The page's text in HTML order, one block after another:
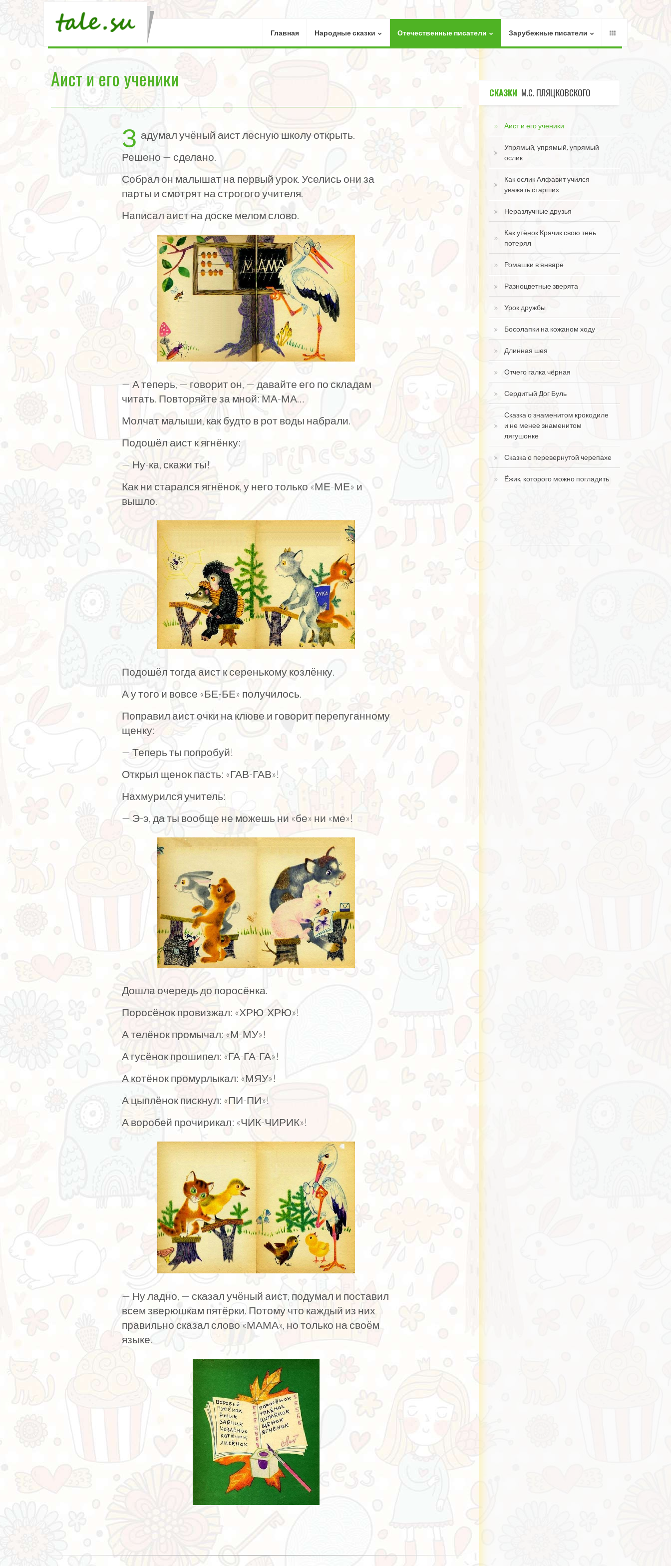
Главная Народные сказки Отечественные писатели Зарубежные писатели
Аист и его ученики
З адумал учёный аист лесную школу открыть.
Решено — сделано.
Собрал он малышат на первый урок. Уселись они за
парты и смотрят на строгого учителя.
Написал аист на доске мелом слово.
— А теперь, — говорит он, — давайте его по складам
читать. Повторяйте за мной: МА-МА…
Молчат малыши, как будто в рот воды набрали.
Подошёл аист к ягнёнку:
— Ну-ка, скажи ты!
Как ни старался ягнёнок, у него только «МЕ-МЕ» и
вышло.
Подошёл тогда аист к серенькому козлёнку.
А у того и вовсе «БЕ-БЕ» получилось.
Поправил аист очки на клюве и говорит перепуганному
щенку:
— Теперь ты попробуй!
Открыл щенок пасть: «ГАВ-ГАВ»!
Нахмурился учитель:
— Э-э, да ты вообще не можешь ни «бе» ни «ме»!
Дошла очередь до поросёнка.
Поросёнок провизжал: «ХРЮ-ХРЮ»!
А телёнок промычал: «М-МУ»!
А гусёнок прошипел: «ГА-ГА-ГА»!
А котёнок промурлыкал: «МЯУ»!
А цыплёнок пискнул: «ПИ-ПИ»!
А воробей прочирикал: «ЧИК-ЧИРИК»!
— Ну ладно, — сказал учёный аист, подумал и поставил
всем зверюшкам пятёрки. Потому что каждый из них
правильно сказал слово «МАМА», но только на своём
языке.
СКАЗКИ М.С. ПЛЯЦКОВСКОГО
Аист и его ученики
Упрямый, упрямый, упрямый
ослик
Как ослик Алфавит учился
уважать старших
Неразлучные друзья
Как утёнок Крячик свою тень
потерял
Ромашки в январе
Разноцветные зверята
Урок дружбы
Босолапки на кожаном ходу
Длинная шея
Отчего галка чёрная
Сердитый Дог Буль
Сказка о знаменитом крокодиле
и не менее знаменитом
лягушонке
Сказка о перевернутой черепахе
Ёжик, которого можно погладить